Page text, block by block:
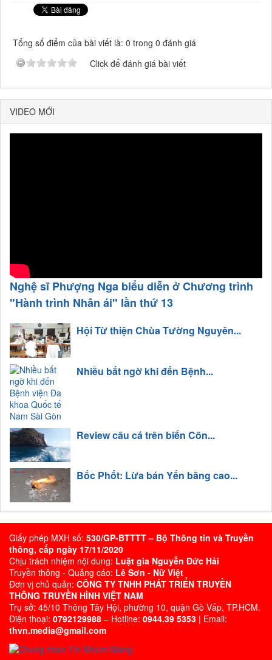
Tổng số điểm của bài viết là: 0 trong 0 đánh giá
Click để đánh giá bài viết
VIDEO MỚI
Nghệ sĩ Phượng Nga biểu diễn ở Chương trình
"Hành trình Nhân ái" lần thứ 13
Hội Từ thiện Chùa Tường Nguyên...
Nhiều bất ngờ khi đến Bệnh...
Review câu cá trên biển Côn...
Bốc Phốt: Lừa bán Yến bằng cao...
Giấy phép MXH số: 530/GP-BTTTT – Bộ Thông tin và Truyền
thông, cấp ngày 17/11/2020
Chịu trách nhiệm nội dung: Luật gia Nguyễn Đức Hải
Truyền thông - Quảng cáo: Lê Sơn - Nữ Việt
Đơn vị chủ quản: CÔNG TY TNHH PHÁT TRIỂN TRUYỀN
THÔNG TRUYỀN HÌNH VIỆT NAM
Trụ sở: 45/10 Thông Tây Hội, phường 10, quận Gò Vấp, TP.HCM.
Điện thoại: 0792129988 – Hotline: 0944.39 5353 | Email:
thvn.media@gmail.com